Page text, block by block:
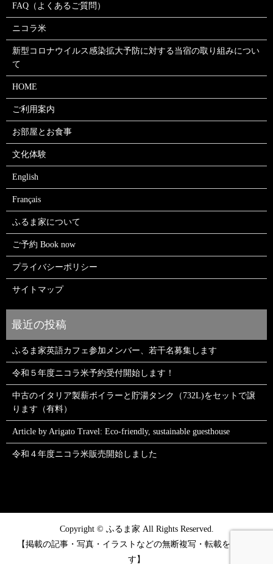
FAQ（よくあるご質問）
ニコラ米
新型コロナウイルス感染拡大予防に対する当宿の取り組みについ
て
HOME
ご利用案内
お部屋とお食事
文化体験
English
Français
ふるま家について
ご予約 Book now
プライバシーポリシー
サイトマップ
ふるま家英語カフェ参加メンバー、若干名募集します
令和５年度ニコラ米予約受付開始します！
中古のイタリア製薪ボイラーと貯湯タンク（732L)をセットで譲
ります（有料）
Article by Arigato Travel: Eco-friendly, sustainable guesthouse
令和４年度ニコラ米販売開始しました
Copyright © ふるま家 All Rights Reserved.
【掲載の記事・写真・イラストなどの無断複写・転載を禁じま
す】